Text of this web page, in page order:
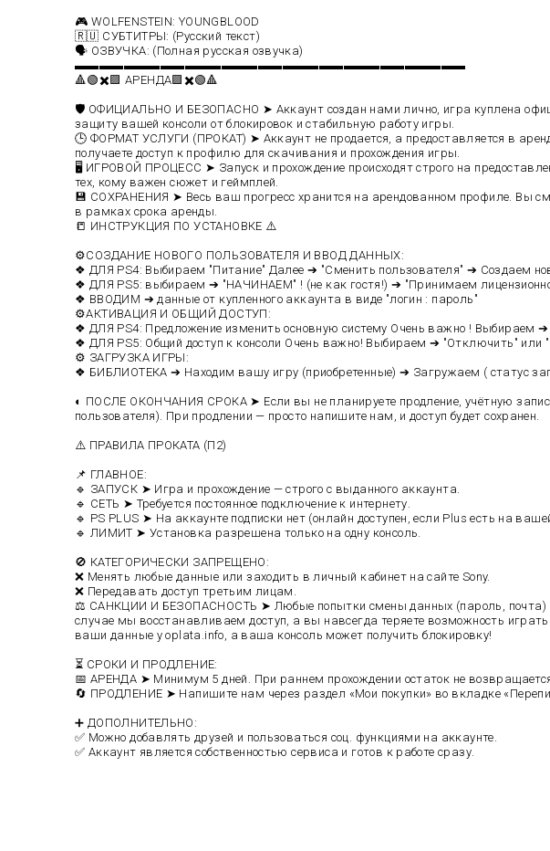
🎮 WOLFENSTEIN: YOUNGBLOOD
🇷🇺 СУБТИТРЫ: (Русский текст)
🗣️ ОЗВУЧКА: (Полная русская озвучка)
▬▬▬▬▬▬▬▬▬▬▬▬▬▬▬▬▬▬▬▬▬▬▬▬▬▬▬▬▬▬▬▬
🔺🟢✖️🟪 АРЕНДА🟪✖️🟢🔺
🛡️ ОФИЦИАЛЬНО И БЕЗОПАСНО ➤ Аккаунт создан нами лично, игра куплена
защиту вашей консоли от блокировок и стабильную работу игры.
🕒 ФОРМАТ УСЛУГИ (ПРОКАТ) ➤ Аккаунт не продается, а предоставляется в
получаете доступ к профилю для скачивания и прохождения игры.
🖥️ ИГРОВОЙ ПРОЦЕСС ➤ Запуск и прохождение происходят строго на
тех, кому важен сюжет и геймплей.
💾 СОХРАНЕНИЯ ➤ Весь ваш прогресс хранится на арендованном профиле. Вы
в рамках срока аренды.
📒 ИНСТРУКЦИЯ ПО УСТАНОВКЕ ⚠️
⚙️СОЗДАНИЕ НОВОГО ПОЛЬЗОВАТЕЛЯ И ВВОД ДАННЫХ:
❖ ДЛЯ PS4: Выбираем "Питание" Далее ➔ "Сменить пользователя" ➔ Создаем
❖ ДЛЯ PS5: выбираем ➔ "НАЧИНАЕМ" ! (не как гостя!) ➔ "Принимаем
❖ ВВОДИМ ➔ данные от купленного аккаунта в виде "логин : пароль"
⚙️АКТИВАЦИЯ И ОБЩИЙ ДОСТУП:
❖ ДЛЯ PS4: Предложение изменить основную систему Очень важно ! Выбираем ➔
❖ ДЛЯ PS5: Общий доступ к консоли Очень важно! Выбираем ➔ "Отключить" или
⚙️ ЗАГРУЗКА ИГРЫ:
❖ БИБЛИОТЕКА ➔ Находим вашу игру (приобретенные) ➔ Загружаем ( статус
◐ ПОСЛЕ ОКОНЧАНИЯ СРОКА ➤ Если вы не планируете продление, учётную
пользователя). При продлении — просто напишите нам, и доступ будет сохранен.
⚠️ ПРАВИЛА ПРОКАТА (П2)
📌 ГЛАВНОЕ:
🔹 ЗАПУСК ➤ Игра и прохождение — строго с выданного аккаунта.
🔹 СЕТЬ ➤ Требуется постоянное подключение к интернету.
🔹 PS PLUS ➤ На аккаунте подписки нет (онлайн доступен, если Plus есть на
🔹 ЛИМИТ ➤ Установка разрешена только на одну консоль.
🚫 КАТЕГОРИЧЕСКИ ЗАПРЕЩЕНО:
❌ Менять любые данные или заходить в личный кабинет на сайте Sony.
❌ Передавать доступ третьим лицам.
⚖️ САНКЦИИ И БЕЗОПАСНОСТЬ ➤ Любые попытки смены данных (пароль, почта)
случае мы восстанавливаем доступ, а вы навсегда теряете возможность
ваши данные у oplata.info, а ваша консоль может получить блокировку!
⏳ СРОКИ И ПРОДЛЕНИЕ:
📅 АРЕНДА ➤ Минимум 5 дней. При раннем прохождении остаток не
🔄 ПРОДЛЕНИЕ ➤ Напишите нам через раздел «Мои покупки» во вкладке
➕ ДОПОЛНИТЕЛЬНО:
✅ Можно добавлять друзей и пользоваться соц. функциями на аккаунте.
✅ Аккаунт является собственностью сервиса и готов к работе сразу.